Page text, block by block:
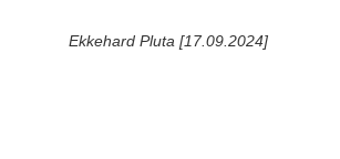
Ekkehard Pluta [17.09.2024]